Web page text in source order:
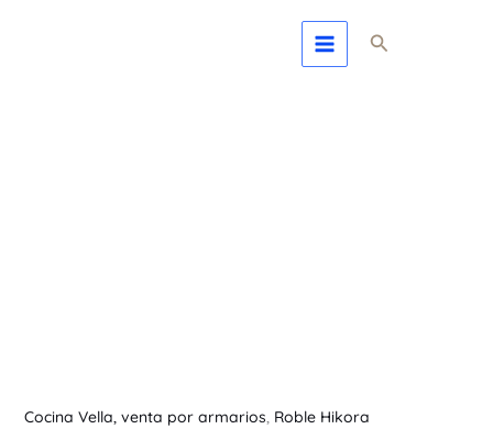
Buscar
Cocina Vella, venta por armarios, Roble Hikora